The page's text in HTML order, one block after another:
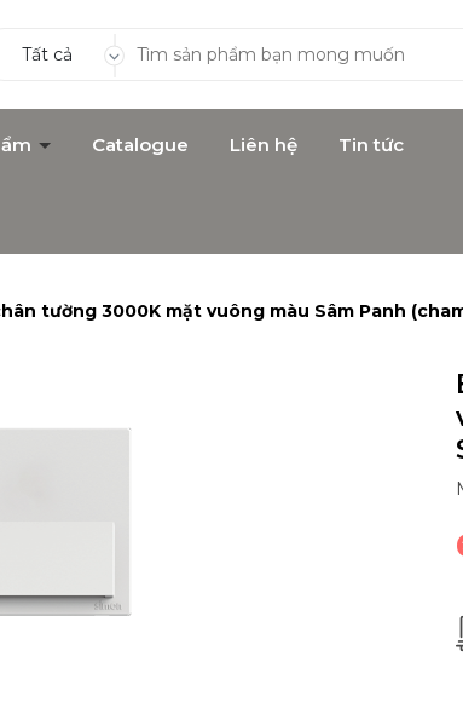
Tất cả
Catalogue Liên hệ Tin tức
tường 3000K mặt vuông màu Sâm Panh